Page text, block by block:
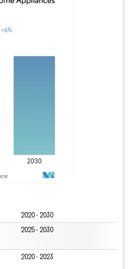
2020 - 2030
2025 - 2030
2020 - 2023